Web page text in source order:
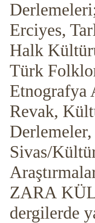
Erciyes,
Halk
Türk
Etnografya
Revak,
Derlemeler,
Sivas/
ZARA
dergilerde